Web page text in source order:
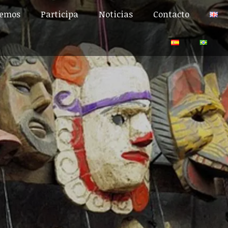
Participa Noticias Contacto
Participa Noticias Contacto